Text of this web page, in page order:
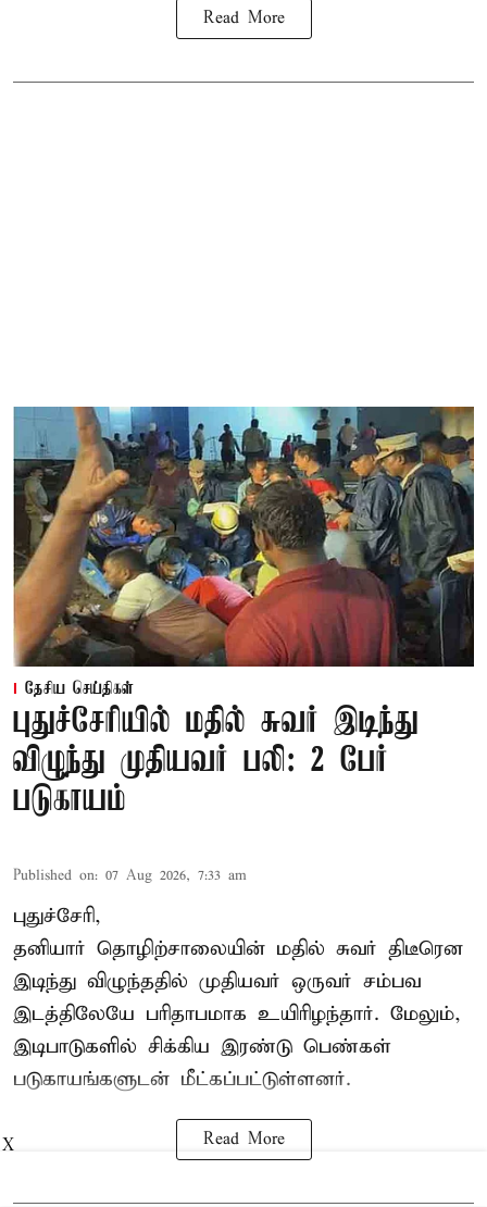
Read More
தேசிய செய்திகள்
புதுச்சேரியில் மதில் சுவர் இடிந்து
விழுந்து முதியவர் பலி: 2 பேர்
படுகாயம்
Published on: 07 Aug 2026, 7:33 am
புதுச்சேரி,
தனியார் தொழிற்சாலையின் மதில் சுவர் திடீரென
இடிந்து விழுந்ததில் முதியவர் ஒருவர் சம்பவ
இடத்திலேயே பரிதாபமாக உயிரிழந்தார். மேலும்,
இடிபாடுகளில் சிக்கிய இரண்டு பெண்கள்
படுகாயங்களுடன் மீட்கப்பட்டுள்ளனர்.
Read More
X